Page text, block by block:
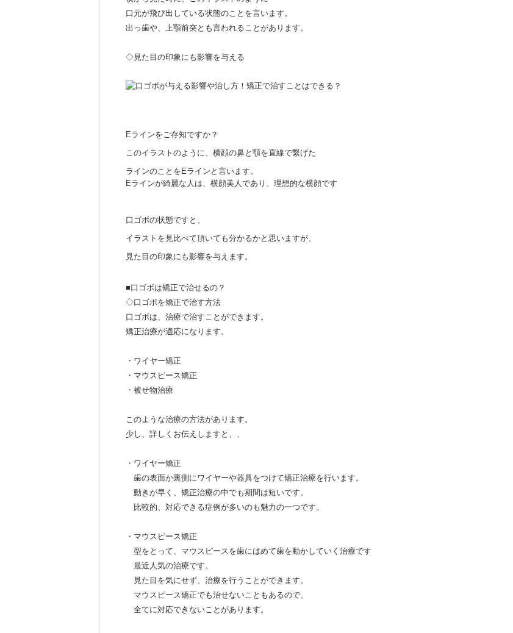
口元が飛び出している状態のことを言います。
出っ歯や、上顎前突とも言われることがあります。
◇見た目の印象にも影響を与える
Eラインをご存知ですか？
このイラストのように、横顔の鼻と顎を直線で繋げた
ラインのことをEラインと言います。
Eラインが綺麗な人は、横顔美人であり、理想的な横顔です
口ゴボの状態ですと、
イラストを見比べて頂いても分かるかと思いますが、
見た目の印象にも影響を与えます。
■口ゴボは矯正で治せるの？
◇口ゴボを矯正で治す方法
口ゴボは、治療で治すことができます。
矯正治療が適応になります。
・ワイヤー矯正
・マウスピース矯正
・被せ物治療
このような治療の方法があります。
少し、詳しくお伝えしますと、、
・ワイヤー矯正
歯の表面か裏側にワイヤーや器具をつけて矯正治療を行います。
動きが早く、矯正治療の中でも期間は短いです。
比較的、対応できる症例が多いのも魅力の一つです。
・マウスピース矯正
型をとって、マウスピースを歯にはめて歯を動かしていく治療です
最近人気の治療です。
見た目を気にせず、治療を行うことができます。
マウスピース矯正でも治せないこともあるので、
全てに対応できないことがあります。